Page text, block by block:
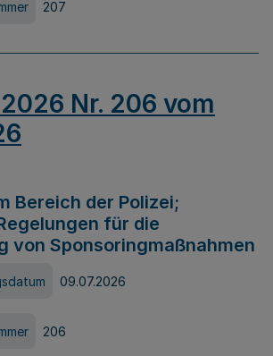
207
Nr. 206 vom
Bereich der Polizei;
für die
von Sponsoringmaßnahmen
09.07.2026
206